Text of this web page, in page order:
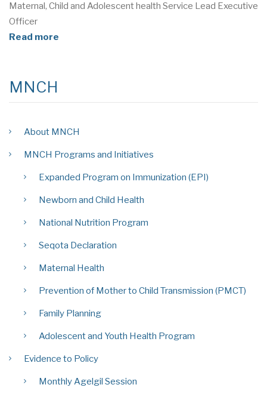
Maternal, Child and Adolescent health Service Lead Executive
Officer
Read more
MNCH
About MNCH
MNCH Programs and Initiatives
Expanded Program on Immunization (EPI)
Newborn and Child Health
National Nutrition Program
Seqota Declaration
Maternal Health
Prevention of Mother to Child Transmission (PMCT)
Family Planning
Adolescent and Youth Health Program
Evidence to Policy
Monthly Agelgil Session